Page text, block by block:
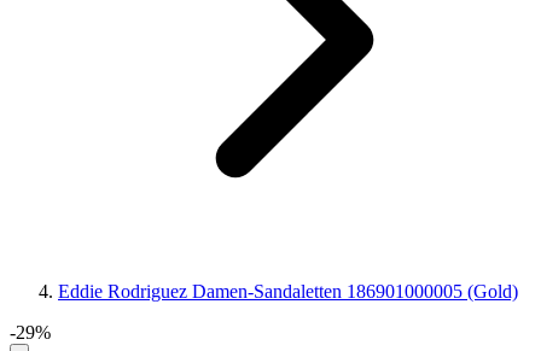
Eddie Rodriguez Damen-Sandaletten 186901000005 (Gold)
-29%